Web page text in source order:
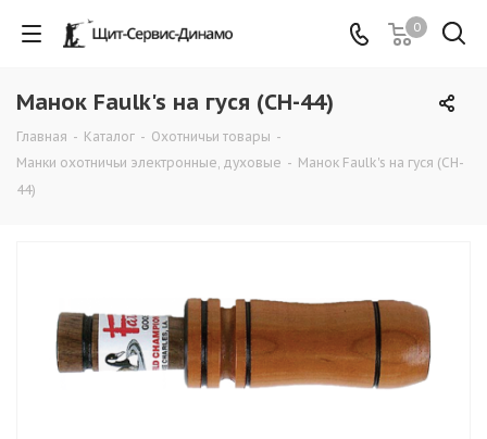
0
Манок Faulk's на гуся (CH-44)
Главная - Каталог - Охотничьи товары -
Манки охотничьи электронные, духовые - Манок Faulk's на гуся (CH-
44)